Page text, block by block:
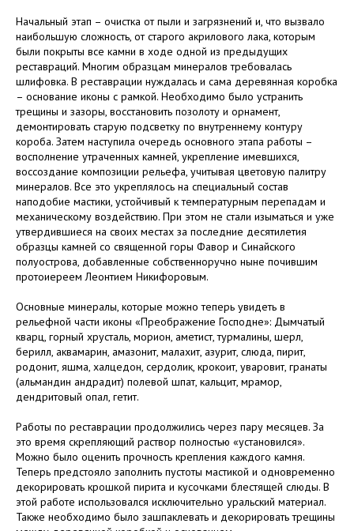
Начальный этап – очистка от пыли и загрязнений и, что вызвало
наибольшую сложность, от старого акрилового лака, которым
были покрыты все камни в ходе одной из предыдущих
реставраций. Многим образцам минералов требовалась
шлифовка. В реставрации нуждалась и сама деревянная коробка
– основание иконы с рамкой. Необходимо было устранить
трещины и зазоры, восстановить позолоту и орнамент,
демонтировать старую подсветку по внутреннему контуру
короба. Затем наступила очередь основного этапа работы –
восполнение утраченных камней, укрепление имевшихся,
воссоздание композиции рельефа, учитывая цветовую палитру
минералов. Все это укреплялось на специальный состав
наподобие мастики, устойчивый к температурным перепадам и
механическому воздействию. При этом не стали изыматься и уже
утвердившиеся на своих местах за последние десятилетия
образцы камней со священной горы Фавор и Синайского
полуострова, добавленные собственноручно ныне почившим
протоиереем Леонтием Никифоровым.
Основные минералы, которые можно теперь увидеть в
рельефной части иконы «Преображение Господне»: Дымчатый
кварц, горный хрусталь, морион, аметист, турмалины, шерл,
берилл, аквамарин, амазонит, малахит, азурит, слюда, пирит,
родонит, яшма, халцедон, сердолик, крокоит, уваровит, гранаты
(альмандин андрадит) полевой шпат, кальцит, мрамор,
дендритовый опал, гетит.
Работы по реставрации продолжились через пару месяцев. За
это время скрепляющий раствор полностью «установился».
Можно было оценить прочность крепления каждого камня.
Теперь предстояло заполнить пустоты мастикой и одновременно
декорировать крошкой пирита и кусочками блестящей слюды. В
этой работе использовался исключительно уральский материал.
Также необходимо было зашпаклевать и декорировать трещины